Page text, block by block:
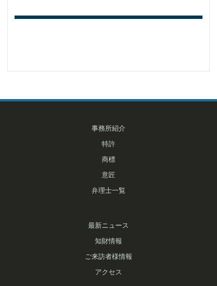
稿
事務所紹介
特許
商標
意匠
弁理士一覧
最新ニュース
知財情報
ご来訪者様情報
アクセス